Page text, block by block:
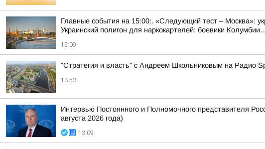
Главные события на 15:00:. «Следующий тест – Москва»:
Украинский полигон для наркокартелей: боевики Колумбии...
15:09
"Стратегия и власть" с Андреем Школьниковым на Радио
13:53
Интервью Постоянного и Полномочного представителя
августа 2026 года)
13:09